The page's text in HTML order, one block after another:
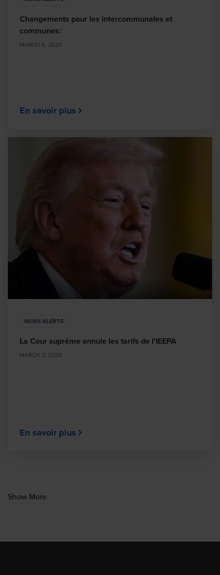
Changements pour les intercommunales et
communes:
MARCH 6, 2026
En savoir plus
NEWS ALERTS
La Cour suprême annule les tarifs de l'IEEPA
MARCH 3, 2026
En savoir plus
Show More